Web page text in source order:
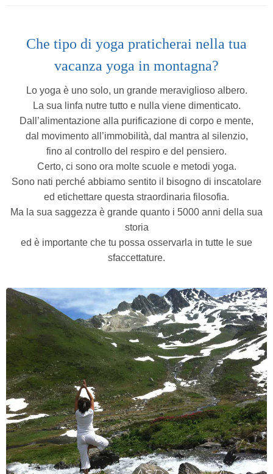
Che tipo di yoga praticherai nella tua
vacanza yoga in montagna?
Lo yoga è uno solo, un grande meraviglioso albero.
La sua linfa nutre tutto e nulla viene dimenticato.
Dall’alimentazione alla purificazione di corpo e mente,
dal movimento all’immobilità, dal mantra al silenzio,
fino al controllo del respiro e del pensiero.
Certo, ci sono ora molte scuole e metodi yoga.
Sono nati perché abbiamo sentito il bisogno di inscatolare
ed etichettare questa straordinaria filosofia.
Ma la sua saggezza è grande quanto i 5000 anni della sua
storia
ed è importante che tu possa osservarla in tutte le sue
sfaccettature.